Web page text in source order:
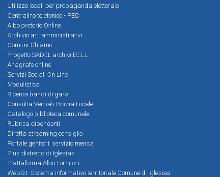
Utilizzo locali per propaganda elettorale
Centralino telefonico - PEC
Albo pretorio Online
Archivio atti amministrativi
Comuni-Chiamo
Progetto SADEL archivi EE.LL.
Anagrafe online
Servizi Sociali On Line
Modulistica
Ricerca bandi di gara
Consulta Verbali Polizia Locale
Catalogo biblioteca comunale
Rubrica dipendenti
Diretta streaming consiglio
Portale genitori: servizio mensa
Plus distretto di Iglesias
Piattaforma Albo Fornitori
WebSit: Sistema informativo territoriale Comune di Iglesias